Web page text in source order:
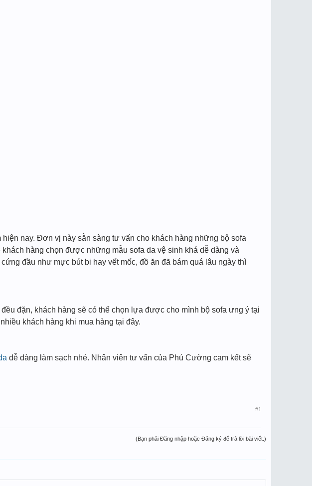
nay. Đơn vị này sẵn sàng tư vấn cho khách hàng những bộ sofa
hàng chọn được những mẫu sofa da vệ sinh khá dễ dàng và
đầu như mực bút bi hay vết mốc, đồ ăn đã bám quá lâu ngày thì
đặn, khách hàng sẽ có thể chọn lựa được cho mình bộ sofa ưng ý tại
khách hàng khi mua hàng tại đây.
dễ dàng làm sạch nhé. Nhân viên tư vấn của Phú Cường cam kết sẽ
#1
(Bạn phải Đăng nhập hoặc Đăng ký để trả lời bài viết.)